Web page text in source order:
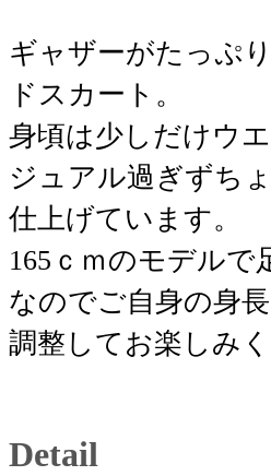
ギャザーがたっぷ
ドスカート。
身頃は少しだけウ
ジュアル過ぎずち
仕上げています。
165ｃｍのモデルで
なのでご自身の身
調整してお楽しみく
Detail